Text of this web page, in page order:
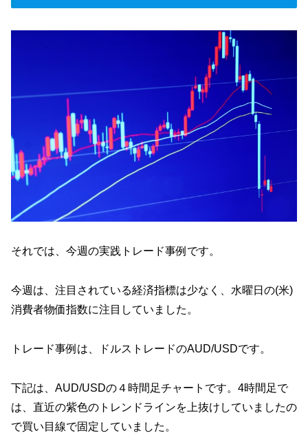
それでは、今週の実践トレード事例です。
今週は、注目されている経済指標は少なく、水曜日の(米)
消費者物価指数に注目していました。
トレード事例は、ドルストレードのAUD/USDです。
下記は、AUD/USDの４時間足チャートです。4時間足で
は、直近の紫色のトレンドラインを上抜けしていましたの
で買い目線で固定していました。